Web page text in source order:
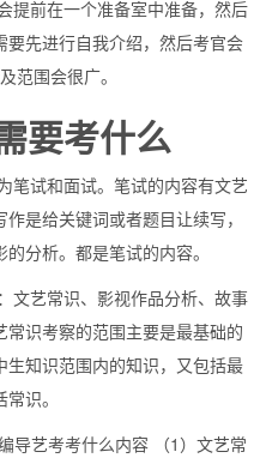
提前在一个准备室中准备，然后
先进行自我介绍，然后考官会
范围会很广。
要考什么
笔试和面试。笔试的内容有文艺
是给关键词或者题目让续写，
分析。都是笔试的内容。
文艺常识、影视作品分析、故事
识考察的范围主要是最基础的
知识范围内的知识，又包括最
识。
导艺考考什么内容 （1）文艺常